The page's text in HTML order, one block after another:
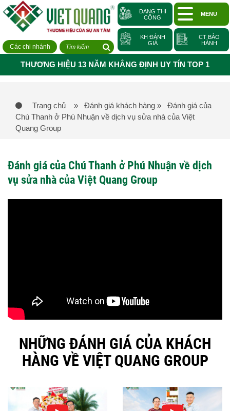
Các chi nhánh
ĐANG THI
CÔNG
MENU
KH ĐÁNH
GIÁ
CT BẢO
HÀNH
THƯƠNG HIỆU 13 NĂM KHẲNG ĐỊNH UY TÍN TOP 1
Trang chủ » Đánh giá khách hàng » Đánh giá của
Chú Thanh ở Phú Nhuận về dịch vụ sửa nhà của Việt
Quang Group
Đánh giá của Chú Thanh ở Phú Nhuận về dịch
vụ sửa nhà của Việt Quang Group
NHỮNG ĐÁNH GIÁ CỦA KHÁCH
HÀNG VỀ VIỆT QUANG GROUP